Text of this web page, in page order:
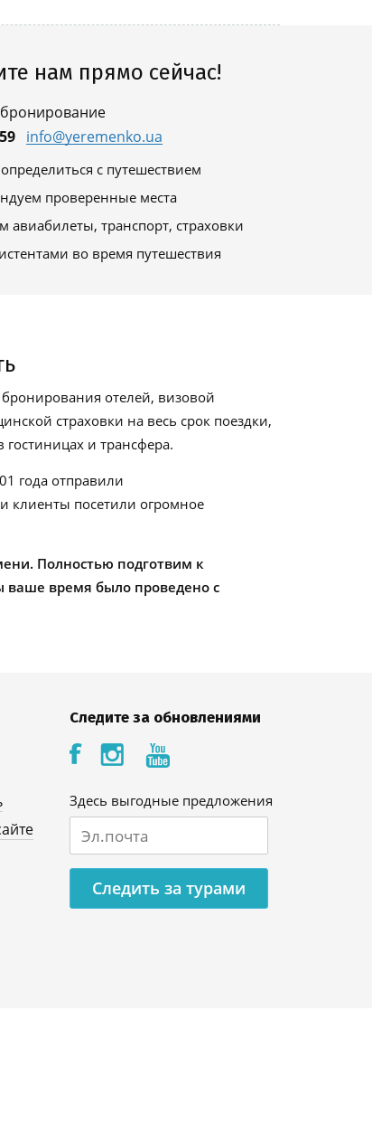
нам прямо сейчас!
info@yeremenko.ua
с путешествием
проверенные места
авиабилеты, транспорт, страховки
во время путешествия
отелей, визовой
страховки на весь срок поездки,
и трансфера.
года отправили
клиенты посетили огромное
Полностью подготвим к
ваше время было проведено с
Следите за обновлениями
Здесь выгодные предложения
Следить за турами